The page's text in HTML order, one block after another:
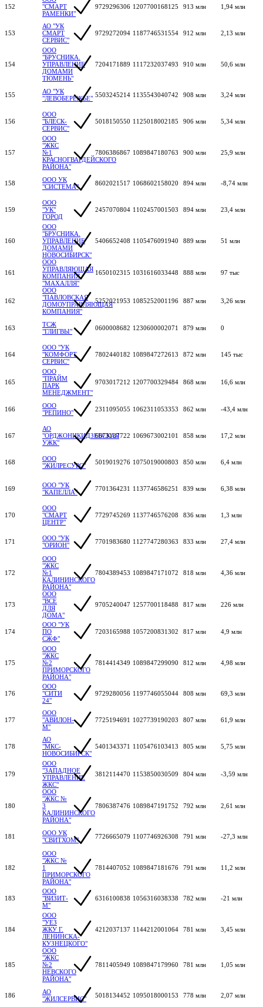
152
"СМАРТ
РАМЕНКИ"
9729296306 1207700168125 913 млн 1,94 млн
153
АО "УК
СМАРТ
СЕРВИС"
9729272094 1187746531554 912 млн 2,13 млн
154
ООО
"БРУСНИКА.
УПРАВЛЕНИЕ
ДОМАМИ
ТЮМЕНЬ"
7204171889 1117232037493 910 млн 50,6 млн
155
АО "УК
"ЛЕВОБЕРЕЖЬЕ" 5503245214 1135543040742 908 млн 3,24 млн
156
ООО
"БЛЕСК-
СЕРВИС"
5018150550 1125018002185 906 млн 5,34 млн
157
ООО
"ЖКС
№1
КРАСНОГВАРДЕЙСКОГО
РАЙОНА"
7806386867 1089847180763 900 млн 25,9 млн
158
ООО УК
"СИСТЕМА"
8602021517 1068602158020 894 млн -8,74 млн
159
ООО
"УК"
ГОРОД
2457070804 1102457001503 894 млн 23,4 млн
160
ООО
"БРУСНИКА.
УПРАВЛЕНИЕ
ДОМАМИ
НОВОСИБИРСК"
5406652408 1105476091940 889 млн 51 млн
161
ООО
УПРАВЛЯЮЩАЯ
КОМПАНИЯ
"МАХАЛЛЯ"
1650102315 1031616033448 888 млн 97 тыс
162
ООО
"ПАВЛОВСКАЯ
ДОМОУПРАВЛЯЮЩАЯ
КОМПАНИЯ"
5252021953 1085252001196 887 млн 3,26 млн
163
ТСЖ
"ГЛИГВЫ"
0600008682 1230600002071 879 млн 0
164
ООО "УК
"КОМФОРТ
СЕРВИС"
7802440182 1089847272613 872 млн 145 тыс
165
ООО
"ПРАЙМ
ПАРК
МЕНЕДЖМЕНТ"
9703017212 1207700329484 868 млн 16,6 млн
166
ООО
"РЕПИНО"
2311095055 1062311053353 862 млн -43,4 млн
167
АО
"ОРДЖОНИКИДЗЕВСКАЯ
УЖК"
6673137722 1069673002101 858 млн 17,2 млн
168
ООО
"ЖИЛРЕСУРС"
5019019276 1075019000803 850 млн 6,4 млн
169
ООО "УК
"КАПЕЛЛА"
7701364231 1137746586251 839 млн 6,38 млн
170
ООО
"СМАРТ
ЦЕНТР"
7729745269 1137746576208 836 млн 1,3 млн
171
ООО "УК
"ОРИОН"
7701983680 1127747280363 833 млн 27,4 млн
172
ООО
"ЖКС
№1
КАЛИНИНСКОГО
РАЙОНА"
7804389453 1089847171072 818 млн 4,36 млн
173
ООО
"ВСЕ
ДЛЯ
ДОМА"
9705240047 1257700118488 817 млн 226 млн
174
ООО "УК
ПО
СЖФ"
7203165988 1057200831302 817 млн 4,9 млн
175
ООО
"ЖКС
№2
ПРИМОРСКОГО
РАЙОНА"
7814414349 1089847299090 812 млн 4,98 млн
176
ООО
"СИТИ
24"
9729280056 1197746055044 808 млн 69,3 млн
177
ООО
"АВИЛОН-
М"
7725194691 1027739190203 807 млн 61,9 млн
178
АО
"МКС-
НОВОСИБИРСК"
5401343371 1105476103413 805 млн 5,75 млн
179
ООО
"ЗАПАДНОЕ
УПРАВЛЕНИЕ
ЖКС"
3812114470 1153850030509 804 млн -3,59 млн
180
ООО
"ЖКС №
3
КАЛИНИНСКОГО
РАЙОНА"
7806387476 1089847191752 792 млн 2,61 млн
181
ООО УК
"СВИТХОМ"
7726665079 1107746926308 791 млн -27,3 млн
182
ООО
"ЖКС №
1
ПРИМОРСКОГО
РАЙОНА"
7814407052 1089847181676 791 млн 11,2 млн
183
ООО
"ВИЗИТ-
М"
6316100838 1056316038338 782 млн -21 млн
184
ООО
"УЕЗ
ЖКУ Г.
ЛЕНИНСКА-
КУЗНЕЦКОГО"
4212037137 1144212001064 781 млн 3,45 млн
185
ООО
"ЖКС
№2
НЕВСКОГО
РАЙОНА"
7811405949 1089847179960 781 млн 1,05 млн
186
АО
"ЖИЛСЕРВИС"
5018134452 1095018000153 778 млн 2,07 млн